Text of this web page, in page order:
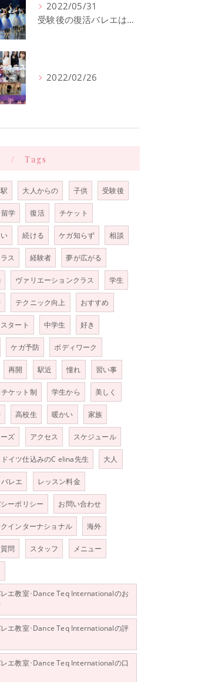
2022/05/31
受験後の復活バレエは西宮北口直ぐのオープンクラスへ
2022/02/26
Tags
大人からの 子供 受験後
留学 復活 チケット
続ける ケガ知らず 相談
ス 経験者 夢が広がる
ヴァリエーションクラス 学生
テクニック向上 おすすめ
タート 中学生 好き
ケガ予防 ボディワーク
再開 駅近 憧れ 習い事
チケット制 学生から 美しく
高校生 暖かい 家族
ズ アクセス スケジュール
ドイツ仕込みのC elina先生 大人
バレエ レッスン料金
ーポリシー お問い合わせ
インターナショナル 海外
問 スタッフ メニュー
エ教室･Dance Teq Internationalのお
エ教室･Dance Teq Internationalの評
エ教室･Dance Teq Internationalの口